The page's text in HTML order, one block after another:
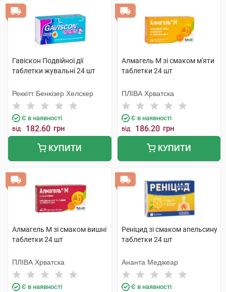
Гавіскон Подвійної дії
таблетки жувальні 24 шт
Реккітт Бенкізер Хелскер
Є в наявності
від 182.60 грн
КУПИТИ
Алмагель М зі смаком м'яти
таблетки 24 шт
ПЛІВА Хрватска
Є в наявності
від 186.20 грн
КУПИТИ
Алмагель M зі смаком вишні
таблетки 24 шт
ПЛІВА Хрватска
Є в наявності
Реніцид зі смаком апельсину
таблетки 24 шт
Ананта Медікеар
Є в наявності